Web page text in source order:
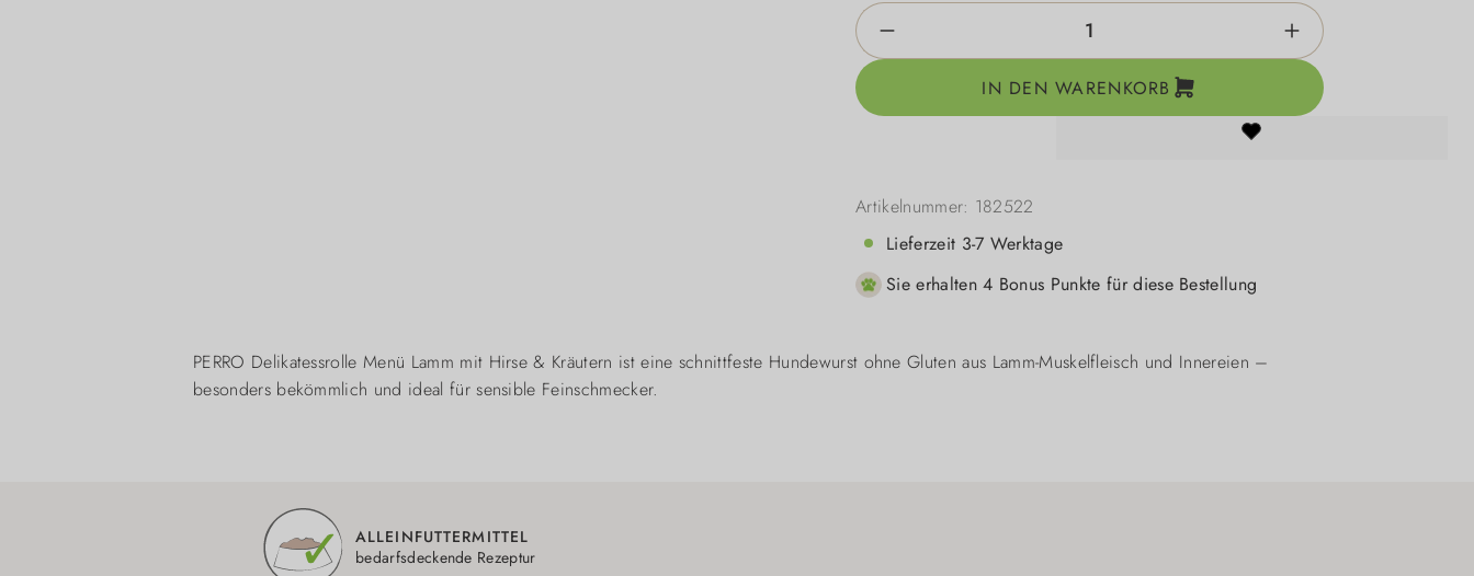
Produkt Anzahl: Gib den gewünschten Wert ein oder
IN DEN WARENKORB
Artikelnummer: 182522
Lieferzeit 3-7 Werktage
Sie erhalten 4 Bonus Punkte für diese Bestellung
PERRO Delikatessrolle Menü Lamm mit Hirse & Kräutern ist eine schnittfeste Hundewurst ohne Gluten aus Lamm-Muskelfleisch und Innereien –
besonders bekömmlich und ideal für sensible Feinschmecker.
ALLEINFUTTERMITTEL
bedarfsdeckende Rezeptur